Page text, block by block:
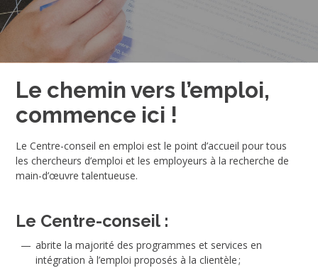
Le chemin vers l’emploi,
commence ici !
Le Centre-conseil en emploi est le point d’accueil pour tous
les chercheurs d’emploi et les employeurs à la recherche de
main-d’œuvre talentueuse.
Le Centre-conseil :
abrite la majorité des programmes et services en
intégration à l’emploi proposés à la clientèle ;